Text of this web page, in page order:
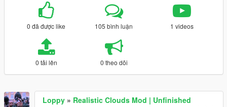
0 đã được like 105 bình luận 1 videos
0 tải lên 0 theo dõi
Loppy » Realistic Clouds Mod | Unfinished